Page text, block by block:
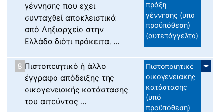
γέννησης που έχει
συνταχθεί αποκλειστικά
από Ληξιαρχείο στην
Ελλάδα διότι πρόκειται ...
πράξη
γέννησης (υπό
προϋπόθεση)
(αυτεπάγγελτο)
8 Πιστοποιητικό ή άλλο
έγγραφο απόδειξης της
οικογενειακής κατάστασης
του αιτούντος ...
Πιστοποιητικό
οικογενειακής
κατάστασης
(υπό
προϋπόθεση)